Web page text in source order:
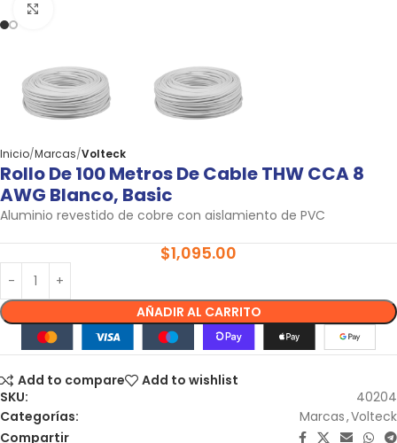
Inicio Marcas Volteck
Rollo De 100 Metros De Cable THW CCA 8
AWG Blanco, Basic
Aluminio revestido de cobre con aislamiento de PVC
$1,095.00
AÑADIR AL CARRITO
Add to compare
Add to wishlist
SKU:
40204
Categorías:
Marcas,Volteck
Compartir